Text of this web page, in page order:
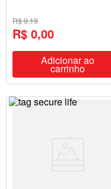
R$ 9,19
R$ 0,00
Adicionar ao
carrinho